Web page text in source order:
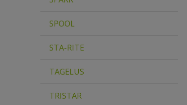
SPOOL
STA-RITE
TAGELUS
TRISTAR